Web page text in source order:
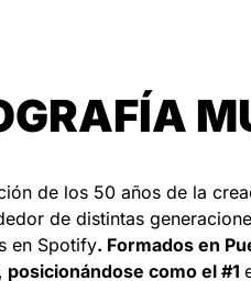
de los 50 años de la
de distintas
en Spotify. Formados en
posicionándose como el #1